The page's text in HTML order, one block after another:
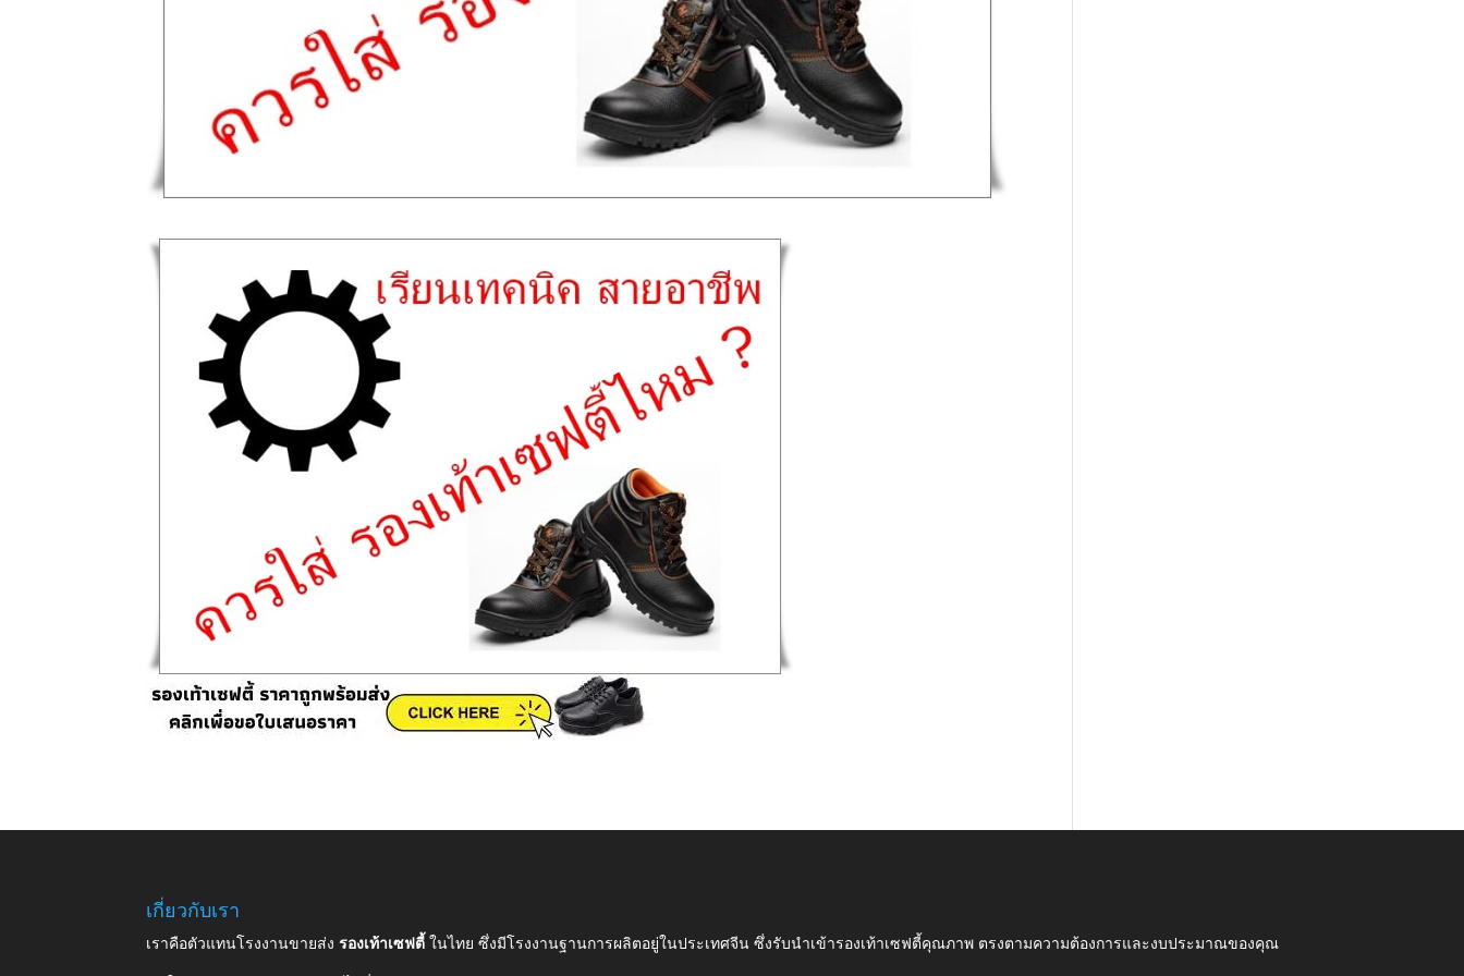
เกี่ยวกับเรา
เราคือตัวแทนโรงงานขายส่งรองเท้าเซฟตี้ในไทย ซึ่งมีโรงงานฐานการผลิตอยู่ในประเทศจีน ซึ่งรับนำเข้ารองเท้าเซฟตี้คุณภาพ ตรงตามความต้องการและงบประมาณของคุณ